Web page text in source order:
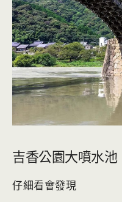
吉香公園大噴水池
仔細看會發現